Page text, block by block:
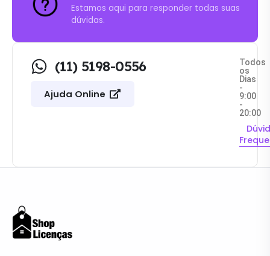
Estamos aqui para responder todas suas
dúvidas.
(11) 5198-0556
Ajuda Online
Todos
os
Dias
-
9:00
-
20:00